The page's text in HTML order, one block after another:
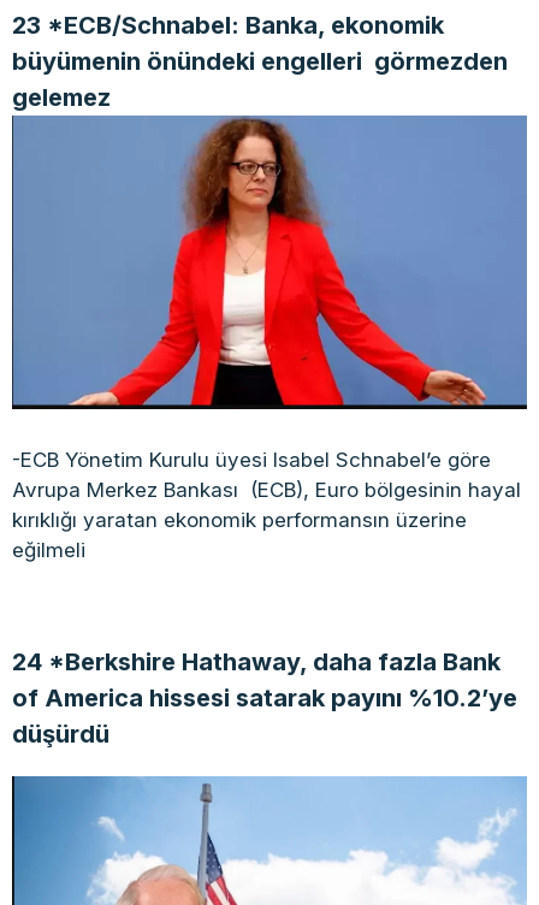
23 *ECB/Schnabel: Banka, ekonomik
büyümenin önündeki engelleri görmezden
gelemez
-ECB Yönetim Kurulu üyesi Isabel Schnabel’e göre
Avrupa Merkez Bankası (ECB), Euro bölgesinin hayal
kırıklığı yaratan ekonomik performansın üzerine
eğilmeli
24 *Berkshire Hathaway, daha fazla Bank
of America hissesi satarak payını %10.2’ye
düşürdü